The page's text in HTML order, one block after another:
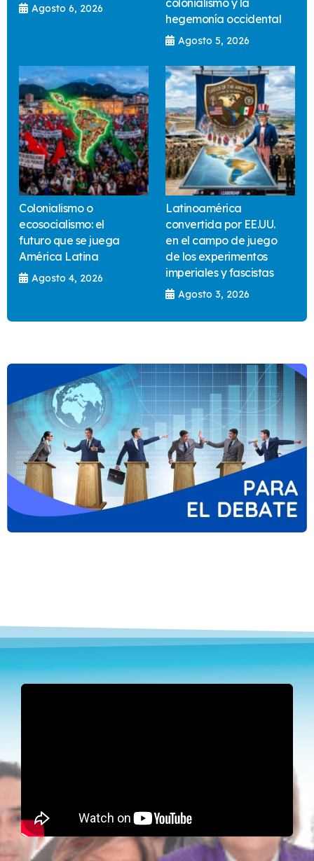
Agosto 6, 2026
colonialismo y la
hegemonía occidental
Agosto 5, 2026
Colonialismo o
ecosocialismo: el
futuro que se juega
América Latina
Agosto 4, 2026
Latinoamérica
convertida por EE.UU.
en el campo de juego
de los experimentos
imperiales y fascistas
Agosto 3, 2026